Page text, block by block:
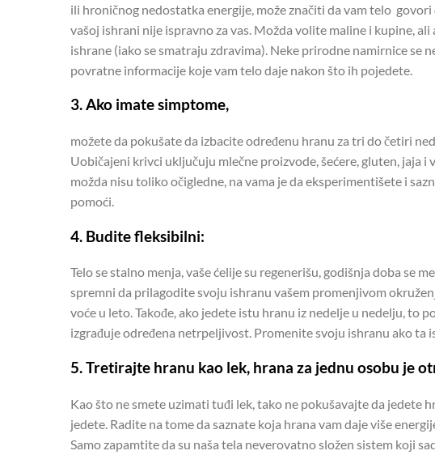
ili hroničnog nedostatka energije, može značiti da vam telo
vašoj ishrani nije ispravno za vas. Možda volite maline i kupine,
ishrane (iako se smatraju zdravima). Neke prirodne namirnice se
povratne informacije koje vam telo daje nakon što ih pojedete.
3. Ako imate simptome,
možete da pokušate da izbacite određenu hranu za tri do četiri
Uobičajeni krivci uključuju mlečne proizvode, šećere, gluten, jaja
možda nisu toliko očigledne, na vama je da eksperimentišete i
pomoći.
4. Budite fleksibilni:
Telo se stalno menja, vaše ćelije su regenerišu, godišnja doba se
spremni da prilagodite svoju ishranu vašem promenjivom
voće u leto. Takođe, ako jedete istu hranu iz nedelje u nedelju, to
izgrađuje određena netrpeljivost. Promenite svoju ishranu ako ta
5. Tretirajte hranu kao lek, hrana za jednu osobu je
Kao što ne smete uzimati tuđi lek, tako ne pokušavajte da jedete
jedete. Radite na tome da saznate koja hrana vam daje više
Samo zapamtite da su naša tela neverovatno složen sistem koji